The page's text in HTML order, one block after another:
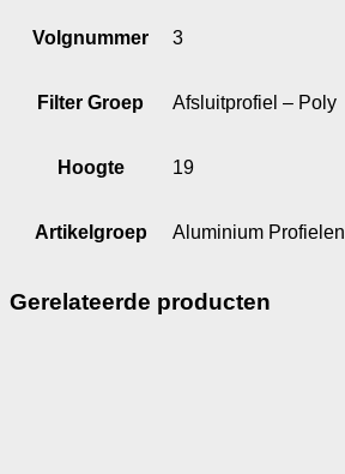
Volgnummer 3
Filter Groep Afsluitprofiel – Poly
Hoogte 19
Artikelgroep Aluminium Profielen
Gerelateerde producten